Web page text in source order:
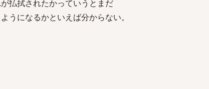
払拭されたかっていうとまだ
うになるかといえば分からない。